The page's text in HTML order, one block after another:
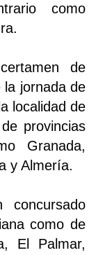
como
de
la jornada de
localidad de
provincias
Granada,
y Almería.
como de
El Palmar,